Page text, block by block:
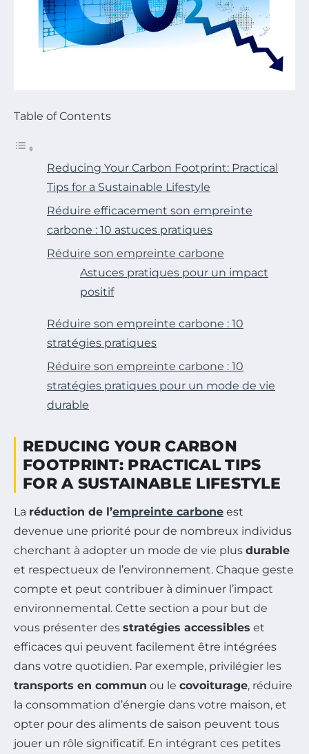
Table of Contents
Reducing Your Carbon Footprint: Practical
Tips for a Sustainable Lifestyle
Réduire efficacement son empreinte
carbone : 10 astuces pratiques
Réduire son empreinte carbone
Astuces pratiques pour un impact
positif
Réduire son empreinte carbone : 10
stratégies pratiques
Réduire son empreinte carbone : 10
stratégies pratiques pour un mode de vie
durable
REDUCING YOUR CARBON
FOOTPRINT: PRACTICAL TIPS
FOR A SUSTAINABLE LIFESTYLE
La réduction de l’empreinte carbone est
devenue une priorité pour de nombreux individus
cherchant à adopter un mode de vie plus durable
et respectueux de l’environnement. Chaque geste
compte et peut contribuer à diminuer l’impact
environnemental. Cette section a pour but de
vous présenter des stratégies accessibles et
efficaces qui peuvent facilement être intégrées
dans votre quotidien. Par exemple, privilégier les
transports en commun ou le covoiturage, réduire
la consommation d’énergie dans votre maison, et
opter pour des aliments de saison peuvent tous
jouer un rôle significatif. En intégrant ces petites